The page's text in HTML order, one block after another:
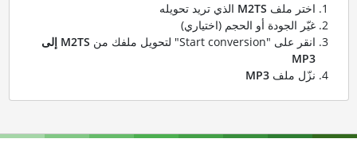
اختر ملف M2TSالذي تريد تحويله
غيّر الجودة أو الحجم (اختياري)
انقر على "Start conversion" لتحويل ملفك من
M2TS إلى
MP3
نزّل ملف MP3